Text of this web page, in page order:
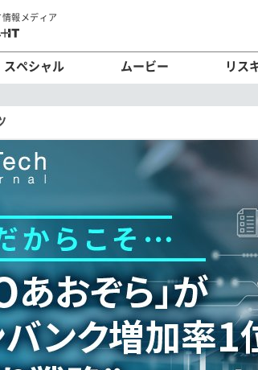
報メディア
スペシャル ムービー リス